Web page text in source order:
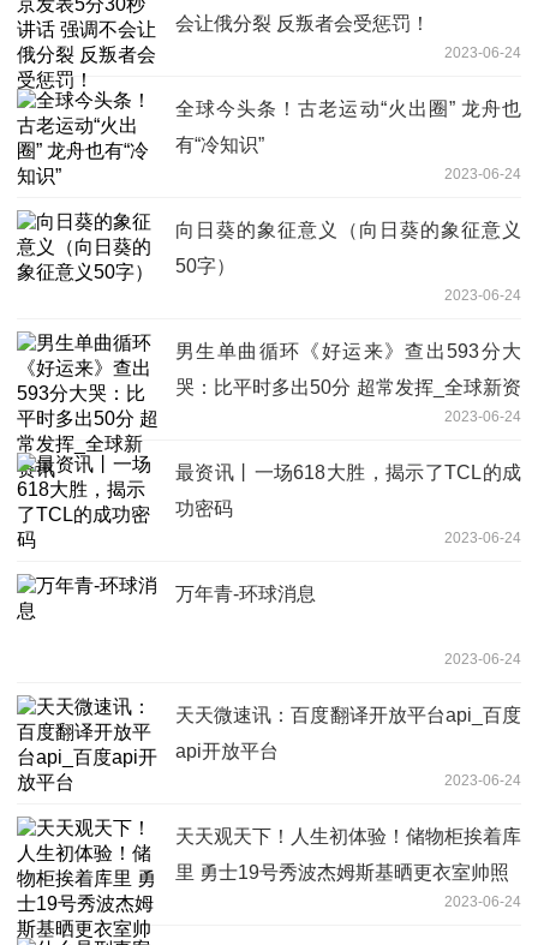
会让俄分裂 反叛者会受惩罚！
2023-06-24
全球今头条！古老运动“火出圈” 龙舟也
有“冷知识”
2023-06-24
向日葵的象征意义（向日葵的象征意义
50字）
2023-06-24
男生单曲循环《好运来》查出593分大
哭：比平时多出50分 超常发挥_全球新资
2023-06-24
最资讯丨一场618大胜，揭示了TCL的成
功密码
2023-06-24
万年青-环球消息
2023-06-24
天天微速讯：百度翻译开放平台api_百度
api开放平台
2023-06-24
天天观天下！人生初体验！储物柜挨着库
里 勇士19号秀波杰姆斯基晒更衣室帅照
2023-06-24